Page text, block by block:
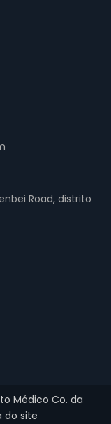
Road, distrito
Médico Co. da
do site